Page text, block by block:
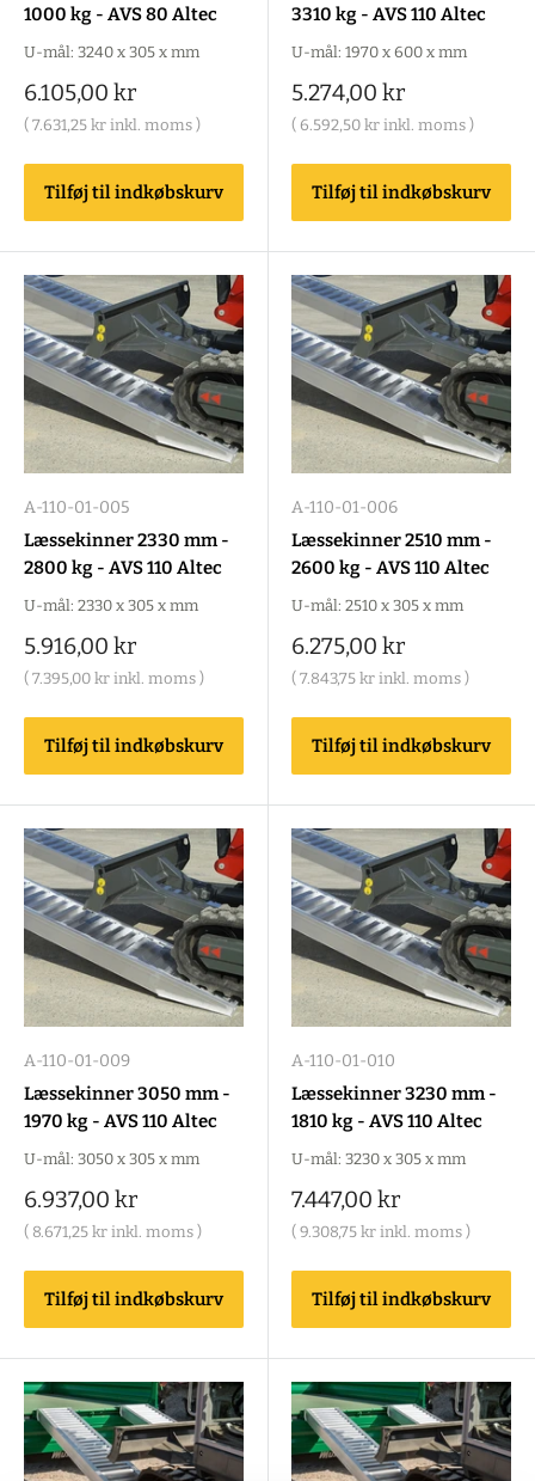
1000 kg - AVS 80 Altec
U-mål: 3240 x 305 x mm
Salgspris
6.105,00 kr
( 7.631,25 kr inkl. moms )
Tilføj til indkøbskurv
3310 kg - AVS 110 Altec
U-mål: 1970 x 600 x mm
Salgspris
5.274,00 kr
( 6.592,50 kr inkl. moms )
Tilføj til indkøbskurv
A-110-01-005
Læssekinner 2330 mm -
2800 kg - AVS 110 Altec
U-mål: 2330 x 305 x mm
Salgspris
5.916,00 kr
( 7.395,00 kr inkl. moms )
Tilføj til indkøbskurv
A-110-01-006
Læssekinner 2510 mm -
2600 kg - AVS 110 Altec
U-mål: 2510 x 305 x mm
Salgspris
6.275,00 kr
( 7.843,75 kr inkl. moms )
Tilføj til indkøbskurv
A-110-01-009
Læssekinner 3050 mm -
1970 kg - AVS 110 Altec
U-mål: 3050 x 305 x mm
Salgspris
6.937,00 kr
( 8.671,25 kr inkl. moms )
Tilføj til indkøbskurv
A-110-01-010
Læssekinner 3230 mm -
1810 kg - AVS 110 Altec
U-mål: 3230 x 305 x mm
Salgspris
7.447,00 kr
( 9.308,75 kr inkl. moms )
Tilføj til indkøbskurv